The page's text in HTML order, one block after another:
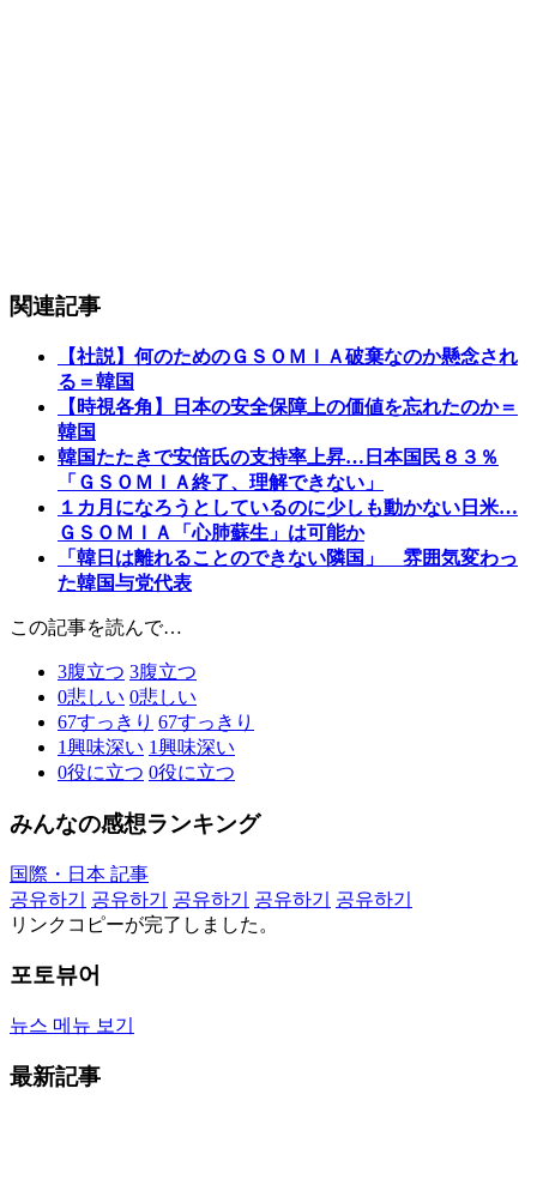
関連記事
【社説】何のためのＧＳＯＭＩＡ破棄なのか懸念され
る＝韓国
【時視各角】日本の安全保障上の価値を忘れたのか＝
韓国
韓国たたきで安倍氏の支持率上昇…日本国民８３％
「ＧＳＯＭＩＡ終了、理解できない」
１カ月になろうとしているのに少しも動かない日米…
ＧＳＯＭＩＡ「心肺蘇生」は可能か
「韓日は離れることのできない隣国」 雰囲気変わっ
た韓国与党代表
この記事を読んで…
3腹立つ 3腹立つ
0悲しい 0悲しい
67すっきり 67すっきり
1興味深い 1興味深い
0役に立つ 0役に立つ
みんなの感想ランキング
国際・日本 記事
공유하기
공유하기 공유하기 공유하기
공유하기
リンクコピーが完了しました。
포토뷰어
뉴스 메뉴 보기
最新記事